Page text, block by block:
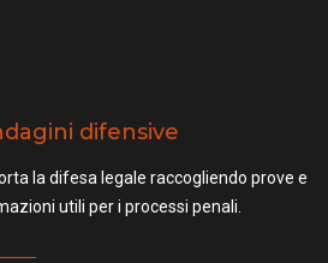
difensive
la difesa legale raccogliendo prove e
utili per i processi penali.